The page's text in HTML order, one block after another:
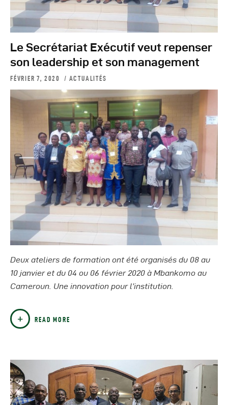
Le Secrétariat Exécutif veut repenser
son leadership et son management
FÉVRIER 7, 2020 ACTUALITÉS
Deux ateliers de formation ont été organisés du 08 au
10 janvier et du 04 ou 06 février 2020 à Mbankomo au
Cameroun. Une innovation pour l’institution.
READ MORE